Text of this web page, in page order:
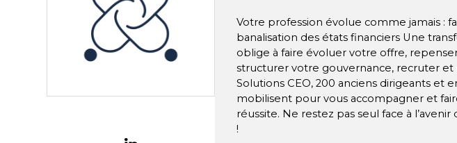
Votre profession évolue comme jamais :
banalisation des états financiers Une
oblige à faire évoluer votre offre,
structurer votre gouvernance, recruter et
Solutions CEO, 200 anciens dirigeants et
mobilisent pour vous accompagner et
réussite. Ne restez pas seul face à
!